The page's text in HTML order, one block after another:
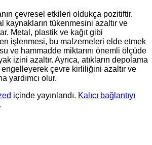
çevresel etkileri oldukça pozitiftir.
kaynakların tükenmesini azaltır ve
Metal, plastik ve kağıt gibi
işlenmesi, bu malzemeleri elde etmek
ve hammadde miktarını önemli ölçüde
izini azaltır. Ayrıca, atıkların depolama
çevre kirliliğini azaltır ve
yardımcı olur.
içinde yayınlandı. Kalıcı bağlantıyı